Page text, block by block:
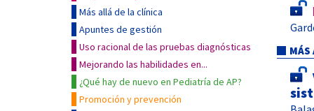
Más allá de la clínica
Apuntes de gestión
Uso racional de las pruebas diagnósticas
Mejorando las habilidades en...
¿Qué hay de nuevo en Pediatría de AP?
Promoción y prevención
MÁS